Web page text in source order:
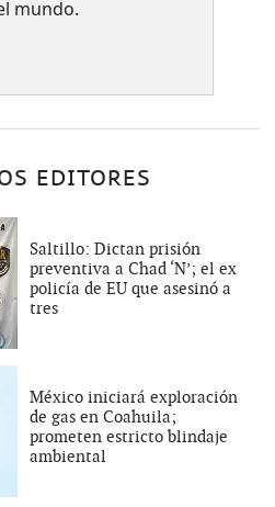
mundo.
EDITORES
Saltillo: Dictan prisión
preventiva a Chad ‘N’; el ex
policía de EU que asesinó a
tres
México iniciará exploración
de gas en Coahuila;
prometen estricto blindaje
ambiental